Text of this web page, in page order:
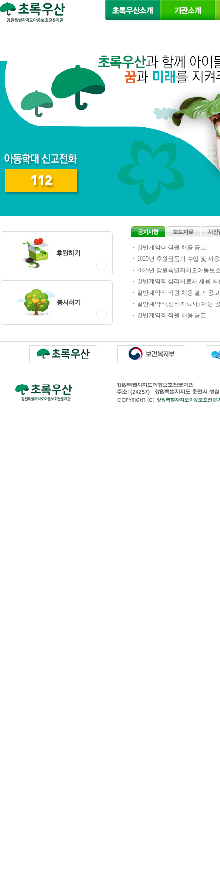
일반계약직 직원 채용 공고
2025년 후원금품의 수입 및 사
2025년 강원특별자치도아동보
일반계약직 심리치료사 채용
일반계약직 직원 채용 결과 공고
일반계약직(심리치료사) 채용
일반계약직 직원 채용 공고